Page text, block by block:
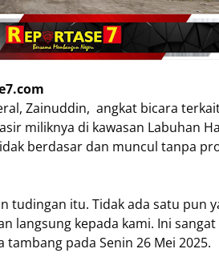
Zainuddin, angkat bicara
miliknya di kawasan Labuhan
berdasar dan muncul tanpa
tudingan itu. Tidak ada satu pun
langsung kepada kami. Ini
pada Senin 26 Mei 2025.